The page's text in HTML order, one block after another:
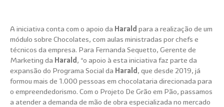
A iniciativa conta com o apoio da Harald para a realização de um
módulo sobre Chocolates, com aulas ministradas por chefs e
técnicos da empresa. Para Fernanda Sequetto, Gerente de
Marketing da Harald , “o apoio à esta iniciativa faz parte da
expansão do Programa Social da Harald , que desde 2019, já
formou mais de 1.000 pessoas em chocolataria direcionada para
o empreendedorismo. Com o Projeto De Grão em Pão, passamos
a atender a demanda de mão de obra especializada no mercado